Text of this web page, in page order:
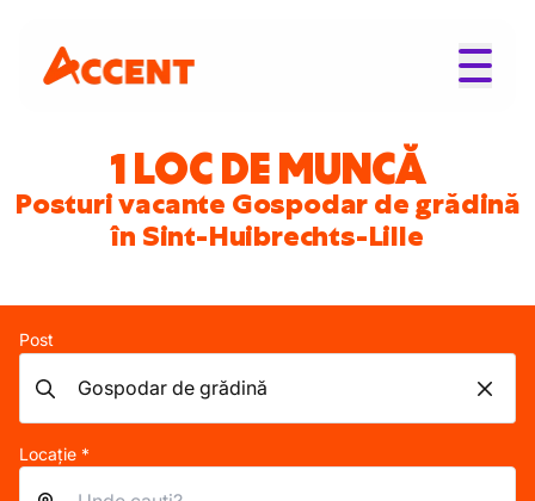
1 LOC DE MUNCĂ
Posturi vacante Gospodar de grădină
în Sint-Huibrechts-Lille
Post
Locație *